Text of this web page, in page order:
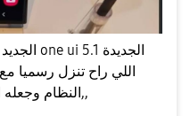
اللي راح تنزل رسميا
النظام وجعله اكثر انسيابيه من الأصدار السابق,,